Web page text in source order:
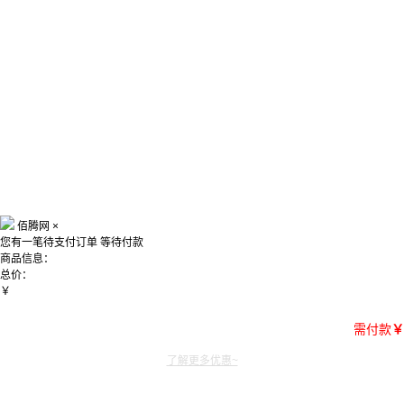
佰腾网 ×
您有一笔待支付订单 等待付款
商品信息：
总价：
￥
需付款￥
了解更多优惠~